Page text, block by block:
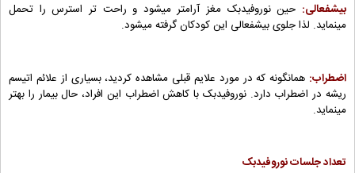
بیشفعالی: حین نوروفیدبک مغز آرامتر میشود و راحت تر استرس را تحمل
مینماید. لذا جلوی بیشفعالی این کودکان گرفته میشود.
اضطراب: همانگونه که در مورد علایم قبلی مشاهده کردید، بسیاری از علائم اتیسم
ریشه در اضطراب دارد. نوروفیدبک با کاهش اضطراب این افراد، حال بیمار را بهتر
مینماید.
تعداد جلسات نوروفیدبک